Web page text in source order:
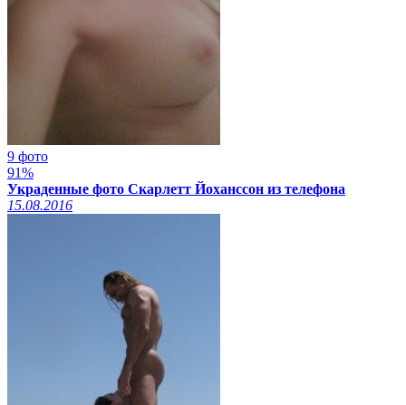
9 фото
91%
Украденные фото Скарлетт Йоханссон из телефона
15.08.2016